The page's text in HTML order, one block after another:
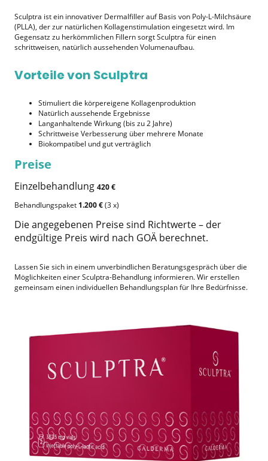
Sculptra ist ein innovativer Dermalfiller auf Basis von Poly-L-Milchsäure
(PLLA), der zur natürlichen Kollagenstimulation eingesetzt wird. Im
Gegensatz zu herkömmlichen Fillern sorgt Sculptra für einen
schrittweisen, natürlich aussehenden Volumenaufbau.
Vorteile von Sculptra
Stimuliert die körpereigene Kollagenproduktion
Natürlich aussehende Ergebnisse
Langanhaltende Wirkung (bis zu 2 Jahre)
Schrittweise Verbesserung über mehrere Monate
Biokompatibel und gut verträglich
Preise
Einzelbehandlung 420 €
Behandlungspaket 1.200 €(3 x)
Die angegebenen Preise sind Richtwerte – der
endgültige Preis wird nach GOÄ berechnet.
Lassen Sie sich in einem unverbindlichen Beratungsgespräch über die
Möglichkeiten einer Sculptra-Behandlung informieren. Wir erstellen
gemeinsam einen individuellen Behandlungsplan für Ihre Bedürfnisse.